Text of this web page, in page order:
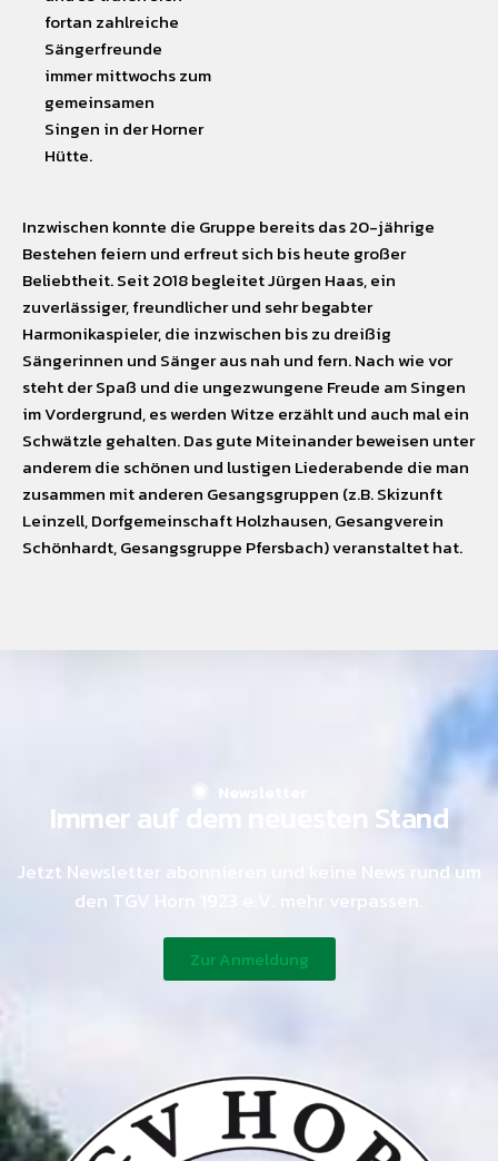
fortan zahlreiche
Sängerfreunde
immer mittwochs zum
gemeinsamen
Singen in der Horner
Hütte.
Inzwischen konnte die Gruppe bereits das 20-jährige
Bestehen feiern und erfreut sich bis heute großer
Beliebtheit. Seit 2018 begleitet Jürgen Haas, ein
zuverlässiger, freundlicher und sehr begabter
Harmonikaspieler, die inzwischen bis zu dreißig
Sängerinnen und Sänger aus nah und fern. Nach wie vor
steht der Spaß und die ungezwungene Freude am Singen
im Vordergrund, es werden Witze erzählt und auch mal ein
Schwätzle gehalten. Das gute Miteinander beweisen unter
anderem die schönen und lustigen Liederabende die man
zusammen mit anderen Gesangsgruppen (z.B. Skizunft
Leinzell, Dorfgemeinschaft Holzhausen, Gesangverein
Schönhardt, Gesangsgruppe Pfersbach) veranstaltet hat.
Newsletter
Immer auf dem neuesten Stand
Jetzt Newsletter abonnieren und keine News rund um
den TGV Horn 1923 e.V. mehr verpassen.
Zur Anmeldung